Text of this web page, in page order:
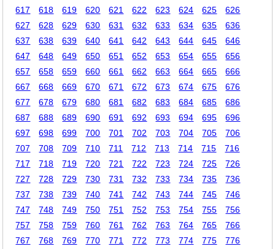
617
618 619 620 621 622 623 624 625
626
627
628 629 630 631 632 633 634 635
636
637
638 639 640 641 642 643 644 645
646
647
648 649 650 651 652 653 654 655
656
657
658 659 660 661 662 663 664 665
666
667
668 669 670 671 672 673 674 675
676
677
678 679 680 681 682 683 684 685
686
687
688 689 690 691 692 693 694 695
696
697
698 699 700 701 702 703 704 705
706
707
708 709 710 711 712 713 714 715
716
717
718 719 720 721 722 723 724 725
726
727
728 729 730 731 732 733 734 735
736
737
738 739 740 741 742 743 744 745
746
747
748 749 750 751 752 753 754 755
756
757
758 759 760 761 762 763 764 765
766
767
768 769 770 771 772 773 774 775
776